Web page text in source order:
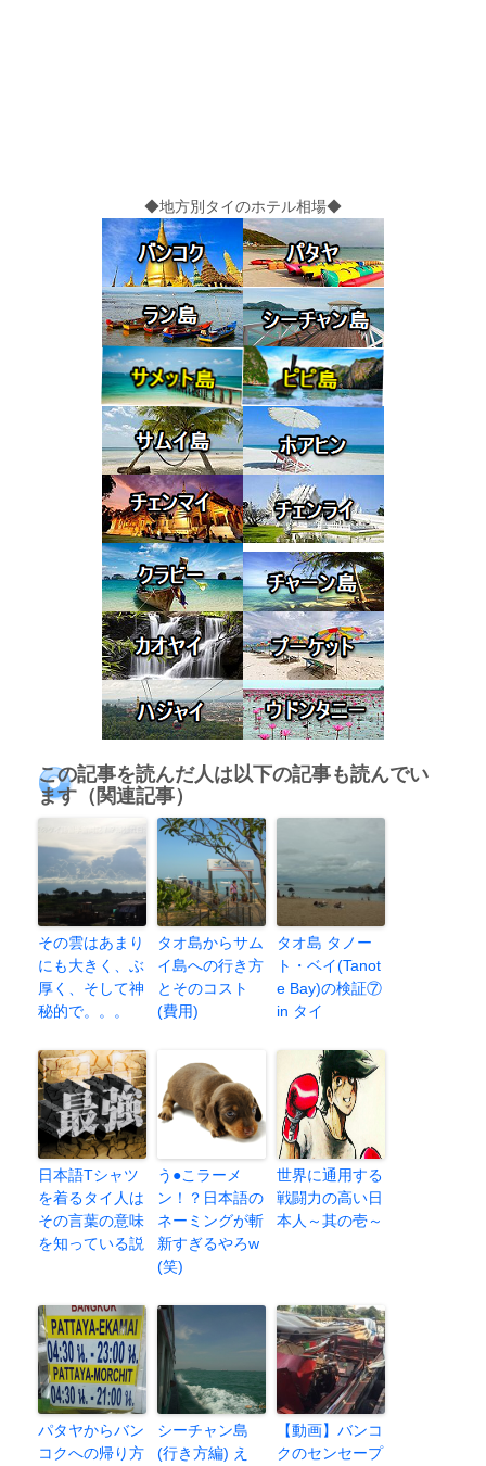
◆地方別タイのホテル相場◆
この記事を読んだ人は以下の記事も読んでい
ます（関連記事）
その雲はあまり
にも大きく、ぶ
厚く、そして神
秘的で。。。
タオ島からサム
イ島への行き方
とそのコスト
(費用)
タオ島 タノー
ト・ベイ(Tanot
e Bay)の検証⑦
in タイ
日本語Tシャツ
を着るタイ人は
その言葉の意味
を知っている説
う●こラーメ
ン！？日本語の
ネーミングが斬
新すぎるやろw
(笑)
世界に通用する
戦闘力の高い日
本人～其の壱～
パタヤからバン
コクへの帰り方
シーチャン島
(行き方編) え
【動画】バンコ
クのセンセープ